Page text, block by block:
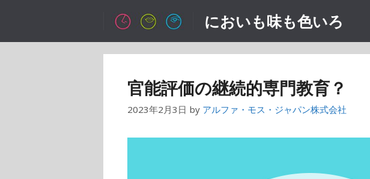
テ
においも味も色いろ
官能評価の継続的専門教育？
2023年2月3日 by アルファ・モス・ジャパン株式会社